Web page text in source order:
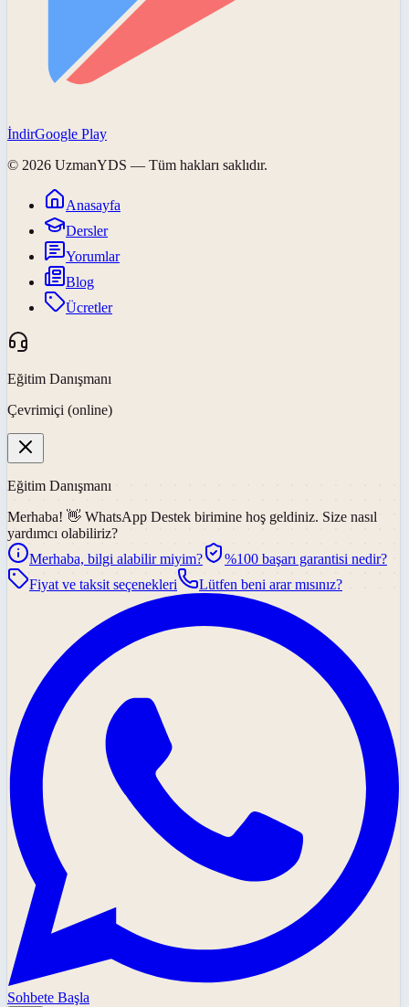
İndirGoogle Play
© 2026 UzmanYDS — Tüm hakları saklıdır.
Anasayfa
Dersler
Yorumlar
Blog
Ücretler
Eğitim Danışmanı
Çevrimiçi (online)
Eğitim Danışmanı
Merhaba! 👋 WhatsApp Destek birimine hoş geldiniz. Size nasıl
yardımcı olabiliriz?
Merhaba, bilgi alabilir miyim?
%100 başarı garantisi nedir?
Fiyat ve taksit seçenekleri
Lütfen beni arar mısınız?
Sohbete Başla